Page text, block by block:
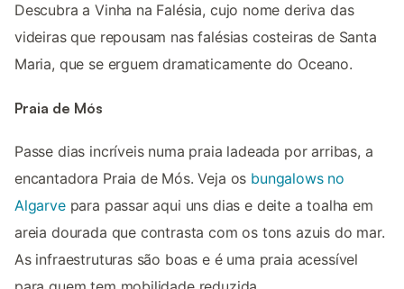
Descubra a Vinha na Falésia, cujo nome deriva das
videiras que repousam nas falésias costeiras de Santa
Maria, que se erguem dramaticamente do Oceano.
Praia de Mós
Passe dias incríveis numa praia ladeada por arribas, a
encantadora Praia de Mós. Veja os bungalows no
Algarvepara passar aqui uns dias e deite a toalha em
areia dourada que contrasta com os tons azuis do mar.
As infraestruturas são boas e é uma praia acessível